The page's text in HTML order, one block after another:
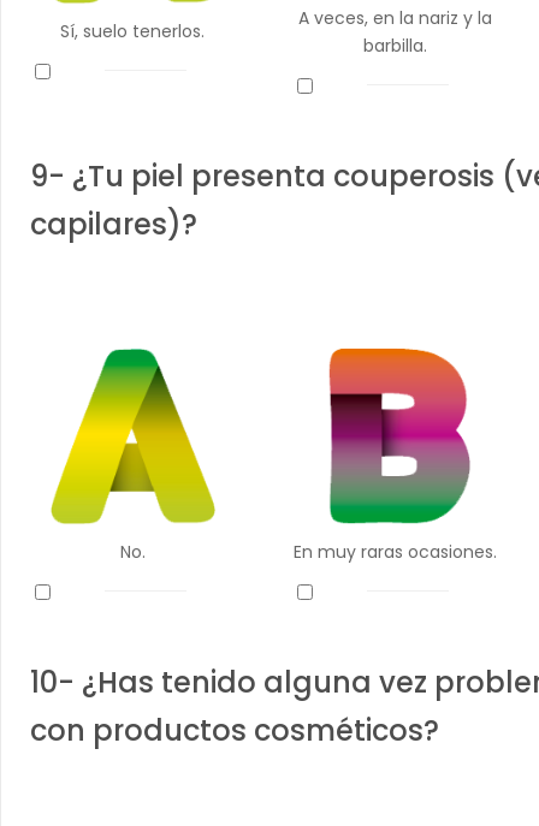
Sí, suelo tenerlos.
A veces, en la nariz y la
barbilla.
9- ¿Tu piel presenta couperosis
capilares)?
No. En muy raras ocasiones.
10- ¿Has tenido alguna vez
con productos cosméticos?